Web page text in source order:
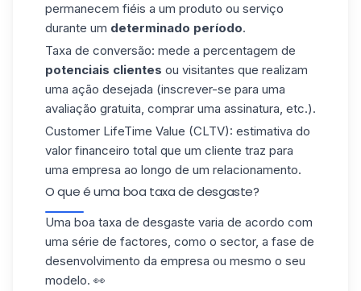
permanecem fiéis a um produto ou serviço
durante um determinado período.
Taxa de conversão: mede a percentagem de
potenciais clientes ou visitantes que realizam
uma ação desejada (inscrever-se para uma
avaliação gratuita, comprar uma assinatura, etc.).
Customer LifeTime Value (CLTV): estimativa do
valor financeiro total que um cliente traz para
uma empresa ao longo de um relacionamento.
O que é uma boa taxa de desgaste?
Uma boa taxa de desgaste varia de acordo com
uma série de factores, como o sector, a fase de
desenvolvimento da empresa ou mesmo o seu
modelo. 👀